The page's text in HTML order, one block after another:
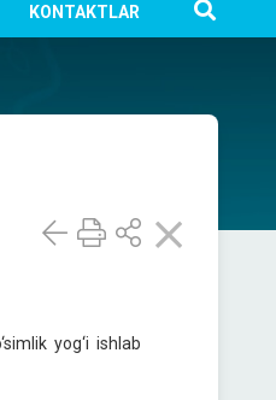
KONTAKTLAR
yog‘i ishlab